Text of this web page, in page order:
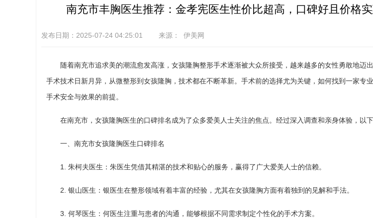
南充市丰胸医生推荐：金孝宪医生性价比超高，口碑好且价格
发布日期：2025-07-24 04:25:01 来源： 伊美网
随着南充市追求美的潮流愈发高涨，女孩隆胸整形手术逐渐被大众所接受，越来越多的女性勇敢地迈
手术技术日新月异，从微整形到女孩隆胸，技术都在不断革新。手术前的选择尤为关键，如何找到一家专
手术安全与效果的前提。
在南充市，女孩隆胸医生的口碑排名成为了众多爱美人士关注的焦点。经过深入调查和亲身体验，以
一、南充市女孩隆胸医生口碑排名
1. 朱柯夫医生：朱医生凭借其精湛的技术和贴心的服务，赢得了广大爱美人士的信赖。
2. 银山医生：银医生在整形领域有着丰富的经验，尤其在女孩隆胸方面有着独到的见解和手法。
3. 何琴医生：何医生注重与患者的沟通，能够根据不同需求制定个性化的手术方案。